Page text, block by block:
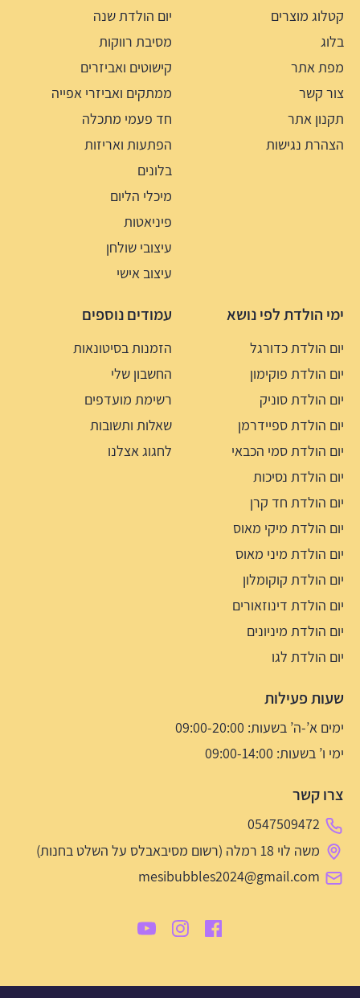
קטלוג מוצרים
בלוג
מפת אתר
צור קשר
תקנון אתר
הצהרת נגישות
יום הולדת שנה
מסיבת רווקות
קישוטים ואביזרים
ממתקים ואביזרי אפייה
חד פעמי מתכלה
הפתעות ואריזות
בלונים
מיכלי הליום
פיניאטות
עיצובי שולחן
עיצוב אישי
ימי הולדת לפי נושא
יום הולדת כדורגל
יום הולדת פוקימון
יום הולדת סוניק
יום הולדת ספיידרמן
יום הולדת סמי הכבאי
יום הולדת נסיכות
יום הולדת חד קרן
יום הולדת מיקי מאוס
יום הולדת מיני מאוס
יום הולדת קוקומלון
יום הולדת דינוזאורים
יום הולדת מיניונים
יום הולדת לגו
עמודים נוספים
הזמנות בסיטונאות
החשבון שלי
רשימת מועדפים
שאלות ותשובות
לחגוג אצלנו
שעות פעילות
ימים א’-ה’ בשעות: 09:00-20:00
ימי ו’ בשעות: 09:00-14:00
צרו קשר
0547509472
משה לוי 18 רמלה (רשום מסיבאבלס על השלט בחנות)
mesibubbles2024@gmail.com